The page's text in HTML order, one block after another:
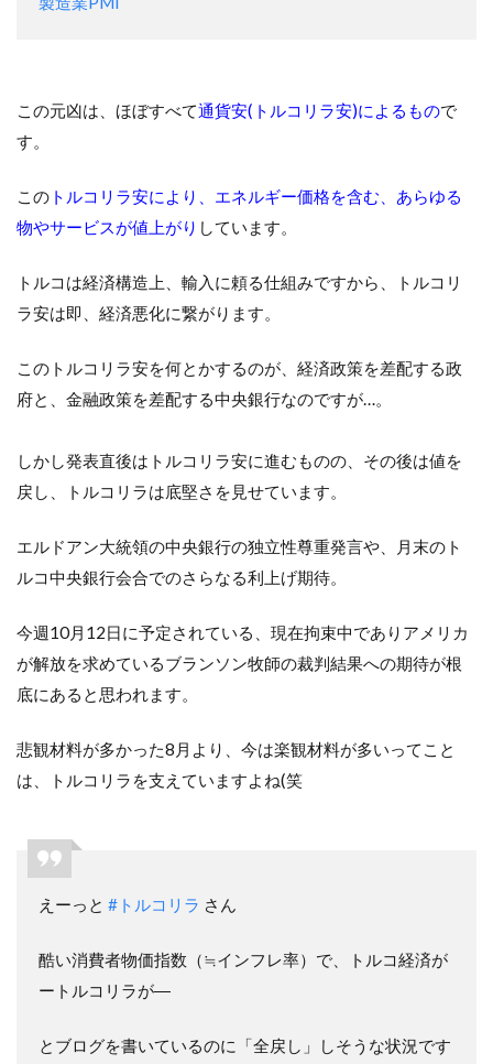
この元凶は、ほぼすべて通貨安(トルコリラ安)によるもので
す。
この トルコリラ安により、エネルギー価格を含む、あらゆる
物やサービスが値上がり しています。
トルコは経済構造上、輸入に頼る仕組みですから、トルコリ
ラ安は即、経済悪化に繋がります。
このトルコリラ安を何とかするのが、経済政策を差配する政
府と、金融政策を差配する中央銀行なのですが…。
しかし発表直後はトルコリラ安に進むものの、その後は値を
戻し、トルコリラは底堅さを見せています。
エルドアン大統領の中央銀行の独立性尊重発言や、月末のト
ルコ中央銀行会合でのさらなる利上げ期待。
今週10月12日に予定されている、現在拘束中でありアメリカ
が解放を求めているブランソン牧師の裁判結果への期待が根
底にあると思われます。
悲観材料が多かった8月より、今は楽観材料が多いってこと
は、トルコリラを支えていますよね(笑
えーっと #トルコリラ さん
酷い消費者物価指数（≒インフレ率）で、トルコ経済が
ートルコリラが―
とブログを書いているのに「全戻し」しそうな状況です